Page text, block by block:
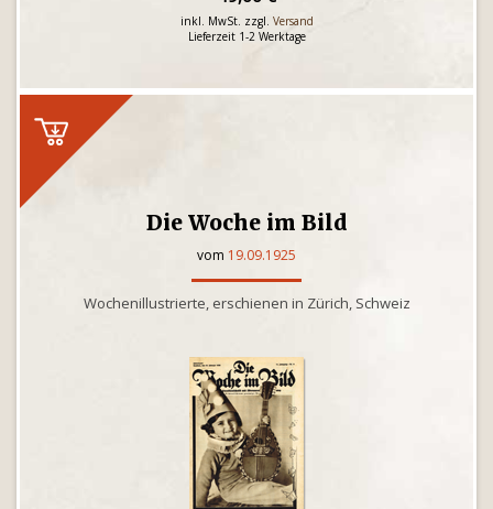
inkl. MwSt. zzgl. Versand
Lieferzeit 1-2 Werktage
Die Woche im Bild
vom 19.09.1925
Wochenillustrierte, erschienen in Zürich, Schweiz